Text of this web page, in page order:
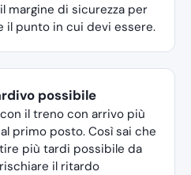
margine di sicurezza per
il punto in cui devi essere.
possibile
il treno con arrivo più
primo posto. Così sai che
più tardi possibile da
il ritardo